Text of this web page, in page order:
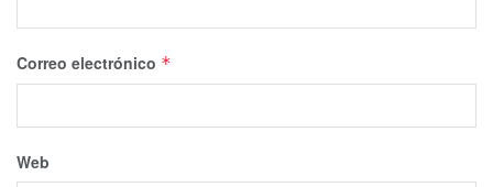
Correo electrónico *
Web